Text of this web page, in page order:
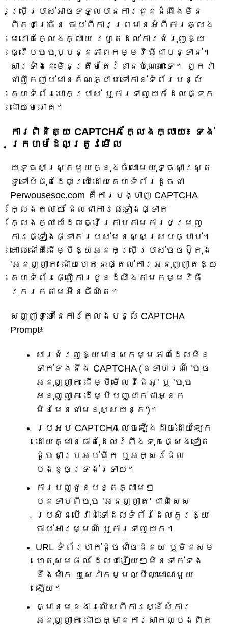
ប្រើប្រាស់អាចទទួលបានការជូនដំណឹងមិន
ពិតជាច្រើន ចាប់ពីការព្រមានអំពីការឆ្លង
មេរោគក្លែងក្លាយ រហូតដល់ការជំរុញឱ្យ
ធ្វើបច្ចុប្បន្នភាពកម្មវិធីជាបន្ទាន់។
សារទាំងនេះមិនត្រឹមតែរំខានប៉ុណ្ណោះទេ។ ពួកវា
ជាញឹកញាប់មានតំណភ្ជាប់ទៅកាន់ទំព័របន្លំ
គេហទំព័របោកប្រាស់ ឬការទាញយកដែលផ្ទុក
ដោយមេរោគ។
ការពិនិត្យ CAPTCHA ក្លែងក្លាយ៖ ទង់
ក្រហមដែលត្រូវមើល
យុទ្ធសាស្ត្រមួយក្នុងចំណោមយុទ្ធសាស្ត្រ
ទូទៅបំផុតដែលប្រើដោយគេហទំព័រដូចជា
Perwousesoc.com គឺការបង្ហាញ CAPTCHA
ក្លែងក្លាយ ដែលជាការផ្ទៀងផ្ទាត់
ក្លែងក្លាយដែលធ្វើត្រាប់តាមការជម្រុញ
ការផ្ទៀងផ្ទាត់របស់មនុស្សស្របច្បាប់។
គោលដៅគឺដើម្បីឱ្យអ្នកប្រើប្រាស់ចុចប៊ូតុង
'អនុញ្ញាត' ដោយហេតុនេះផ្តល់ការអនុញ្ញាតឱ្យ
គេហទំព័រផ្ញើការជូនដំណឹងតាមកម្មវិធី
រុករកតាមអ៊ីនធឺណិត។
សញ្ញាទូទៅនៃការក្លែងបន្លំ CAPTCHA
Prompt៖
សារជំរុញឱ្យមានសកម្មភាពដែលមិន
ទាក់ទងនឹង CAPTCHA (ឧទាហរណ៍ 'ចុច
អនុញ្ញាត ដើម្បីមើលវីដេអូ' ឬ 'ចុច
អនុញ្ញាត ដើម្បីបញ្ជាក់ថាអ្នក
មិនមែនជាមនុស្សយន្ត')។
ប្រអប់ CAPTCHA លេចឡើងដាច់ដោយឡែក
ដោយគ្មានធាតុដែលរំពឹងទុកផ្សេងទៀត
ដូចជាប្រអប់ធីក ឬអក្សរដែល
បង្ខូចទ្រង់ទ្រាយ។
ការបញ្ជូនបន្តភ្លាមៗ
បន្ទាប់ពីចុច 'អនុញ្ញាត' ជាពិសេស
ប្រសិនបើវានាំទៅដល់ទំព័រដែលគួរឱ្យ
ចាប់អារម្មណ៍ ឬការទាញយក។
URL ទំព័រហាក់ដូចជាចៃដន្យ ឬមិនសម
ហេតុសមផល ដែលជារឿយៗមិនទាក់ទង
នឹងម៉ាក ឬសេវាកម្មល្បីឈ្មោះណាមួយ
ឡើយ។
គ្មានមុខងារលើសពីការស្នើសុំការ
អនុញ្ញាត ដោយគ្មានការសាកល្បងពិត